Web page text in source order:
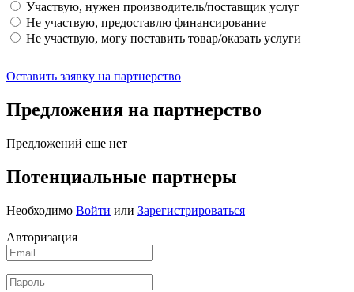
Участвую, нужен производитель/поставщик услуг
Не участвую, предоставлю финансирование
Не участвую, могу поставить товар/оказать услуги
Оставить заявку на партнерство
Предложения на партнерство
Предложений еще нет
Потенциальные партнеры
Необходимо Войти или Зарегистрироваться
Авторизация